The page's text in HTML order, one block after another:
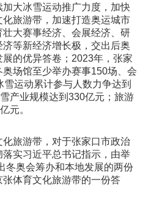
加大冰雪运动推广力度，加快
旅游带，加速打造奥运城市
大赛事经济、会展经济、研
等新经济增长极，交出后奥
的优异答卷；2023年，张家
奥场馆至少举办赛事150场、会
雪运动累计参与人数力争达到
产业规模达到330亿元；旅游
元。
旅游带，对于张家口市政治
落实习近平总书记指示，由举
冬奥会筹办和本地发展的两份
体育文化旅游带的一份答